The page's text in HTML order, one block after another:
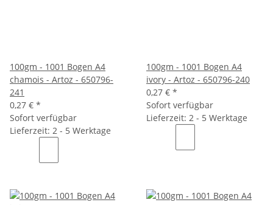
100gm - 1001 Bogen A4
chamois - Artoz - 650796-
241
0,27 € *
Sofort verfügbar
Lieferzeit: 2 - 5 Werktage
100gm - 1001 Bogen A4
ivory - Artoz - 650796-240
0,27 € *
Sofort verfügbar
Lieferzeit: 2 - 5 Werktage